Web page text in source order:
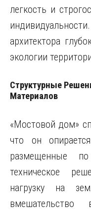
легкость и
архитектора
экологии
Структурные
Материалов
«Мостовой дом»
что он
размещенные
техническое
нагрузку на